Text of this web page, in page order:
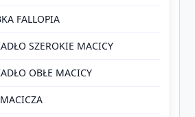
FALLOPIA
SZEROKIE MACICY
OBŁE MACICY